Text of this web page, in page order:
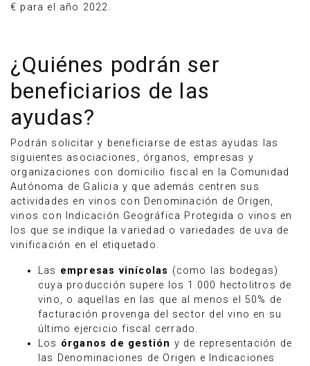
€ para el año 2022.
¿Quiénes podrán ser
beneficiarios de las
ayudas?
Podrán solicitar y beneficiarse de estas ayudas las
siguientes asociaciones, órganos, empresas y
organizaciones con domicilio fiscal en la Comunidad
Autónoma de Galicia y que además centren sus
actividades en vinos con Denominación de Origen,
vinos con Indicación Geográfica Protegida o vinos en
los que se indique la variedad o variedades de uva de
vinificación en el etiquetado.
Las empresas vinícolas (como las bodegas)
cuya producción supere los 1.000 hectolitros de
vino, o aquellas en las que al menos el 50% de
facturación provenga del sector del vino en su
último ejercicio fiscal cerrado.
Los órganos de gestión y de representación de
las Denominaciones de Origen e Indicaciones